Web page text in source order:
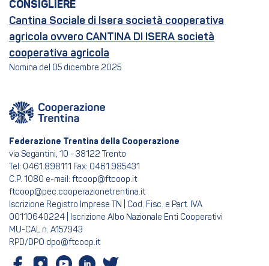
CONSIGLIERE
Cantina Sociale di Isera società cooperativa
agricola ovvero CANTINA DI ISERA società
cooperativa agricola
Nomina del 05 dicembre 2025
Federazione Trentina della Cooperazione
via Segantini, 10 - 38122 Trento
Tel: 0461.898111 Fax: 0461.985431
C.P. 1080 e-mail: ftcoop@ftcoop.it
ftcoop@pec.cooperazionetrentina.it
Iscrizione Registro Imprese TN | Cod. Fisc. e Part. IVA
00110640224 | Iscrizione Albo Nazionale Enti Cooperativi
MU-CAL n. A157943
RPD/DPO dpo@ftcoop.it